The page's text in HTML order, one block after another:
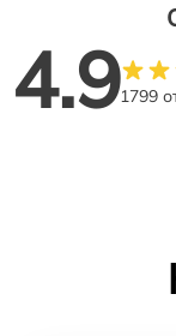
4.91799